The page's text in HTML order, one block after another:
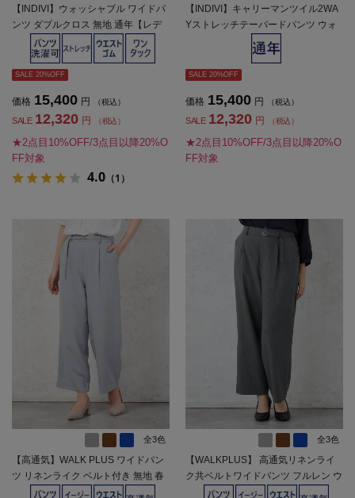
【INDIVI】ウォッシャブル ワイドパ
ンツ ダブルクロス 無地 通年【レデ
ィース】
SALE 20%OFF
価格 15,400 円 （税込）
SALE 12,320 円 （税込）
★2点目10%OFF/3点目以降20%O
FF対象
4.0 （1）
【INDIVI】キャリーマンツイル2WA
Yストレッチテーパードパンツ ウォ
ッシャブル 通年 【レディース】
SALE 20%OFF
価格 15,400 円 （税込）
SALE 12,320 円 （税込）
★2点目10%OFF/3点目以降20%O
FF対象
全3色
【高通気】WALK PLUS ワイドパン
ツ リネンライク ベルト付き 無地 春
夏【レディース】
全3色
【WALKPLUS】 高通気リネンライ
ク共ベルトワイドパンツ フルレン ウ
ォッシャブル ワンタック 春夏【レデ